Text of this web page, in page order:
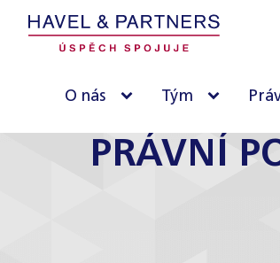
O nás Tým
PRÁVNÍ